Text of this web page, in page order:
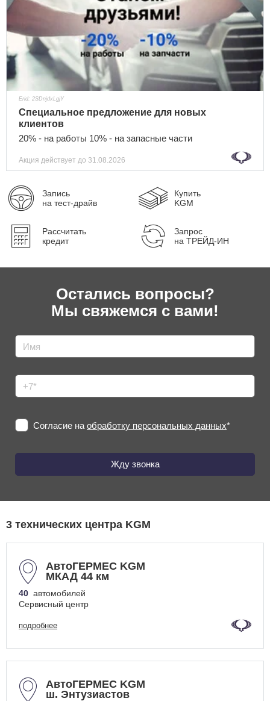
Erid: 2SDnjdxLgjY
Специальное предложение для новых
клиентов
20% - на работы 10% - на запасные части
Акция действует до 31.08.2026
Запись
на тест-драйв
Купить
KGM
Рассчитать
кредит
Запрос
на ТРЕЙД-ИН
Остались вопросы?
Мы свяжемся с вами!
Согласие на обработку персональных данных*
3 технических центра KGM
АвтоГЕРМЕС KGM
МКАД 44 км
40 автомобилей
Сервисный центр
подробнее
АвтоГЕРМЕС KGM
ш. Энтузиастов